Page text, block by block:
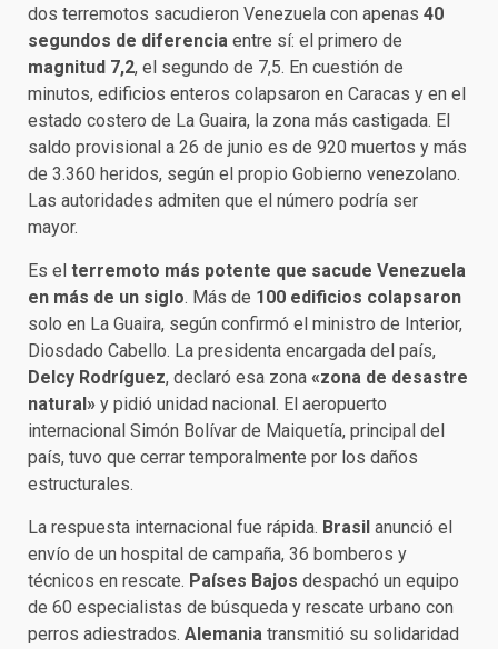
dos terremotos sacudieron Venezuela con apenas 40
segundos de diferencia entre sí: el primero de
magnitud 7,2, el segundo de 7,5. En cuestión de
minutos, edificios enteros colapsaron en Caracas y en el
estado costero de La Guaira, la zona más castigada. El
saldo provisional a 26 de junio es de 920 muertos y más
de 3.360 heridos, según el propio Gobierno venezolano.
Las autoridades admiten que el número podría ser
mayor.
Es el terremoto más potente que sacude Venezuela
en más de un siglo. Más de 100 edificios colapsaron
solo en La Guaira, según confirmó el ministro de Interior,
Diosdado Cabello. La presidenta encargada del país,
Delcy Rodríguez, declaró esa zona «zona de desastre
natural» y pidió unidad nacional. El aeropuerto
internacional Simón Bolívar de Maiquetía, principal del
país, tuvo que cerrar temporalmente por los daños
estructurales.
La respuesta internacional fue rápida. Brasil anunció el
envío de un hospital de campaña, 36 bomberos y
técnicos en rescate. Países Bajos despachó un equipo
de 60 especialistas de búsqueda y rescate urbano con
perros adiestrados. Alemania transmitió su solidaridad